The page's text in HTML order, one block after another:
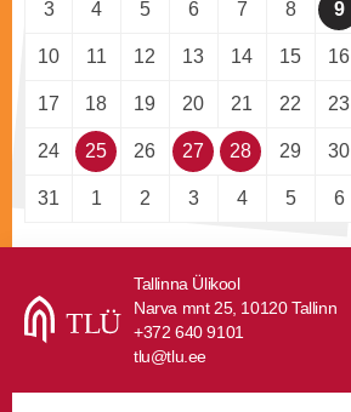
3 4 5 6 7 8 9
10 11 12 13 14 15 16
17 18 19 20 21 22 23
24 25 26 27 28 29 30
31 1 2 3 4 5 6
Tallinna Ülikool
Narva mnt 25, 10120 Tallinn
+372 640 9101
tlu@tlu.ee